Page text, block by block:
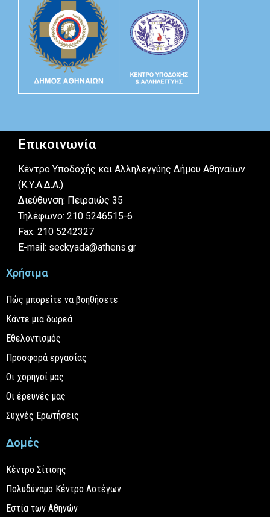
Επικοινωνία
Κέντρο Υποδοχής και Αλληλεγγύης Δήμου Αθηναίων
(Κ.Υ.Α.Δ.Α.)
Διεύθυνση: Πειραιώς 35
Τηλέφωνο: 210 5246515-6
Fax: 210 5242327
E-mail: seckyada@athens.gr
Χρήσιμα
Πώς μπορείτε να βοηθήσετε
Κάντε μια δωρεά
Εθελοντισμός
Προσφορά εργασίας
Οι χορηγοί μας
Οι έρευνές μας
Συχνές Ερωτήσεις
Δομές
Κέντρο Σίτισης
Πολυδύναμο Κέντρο Αστέγων
Εστία των Αθηνών